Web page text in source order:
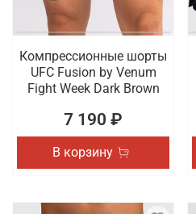
Компрессионные шорты
UFC Fusion by Venum
Fight Week Dark Brown
7 190 ₽
В корзину